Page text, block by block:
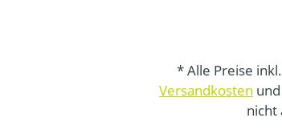
* Alle Preise
Versandkosten
nicht